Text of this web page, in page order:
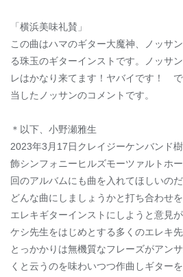
「横浜美味礼賛」
この曲はハマのギター大魔神、ノッサ
る珠玉のギターインストです。ノッサ
レはかなり来てます！ヤバイです！
当したノッサンのコメントです。
＊以下、小野瀬雅生
2023年3月17日クレイジーケンバンド
飾シンフォニーヒルズモーツァルトホ
回のアルバムにも曲を入れてほしいの
どんな曲にしましょうかと打ち合わせ
エレキギターインストにしようと意見
ケシ先生をはじめとする多くのエレキ
とっかかりは無機質なフレーズがアン
くと云うのを味わいつつ作曲しギター